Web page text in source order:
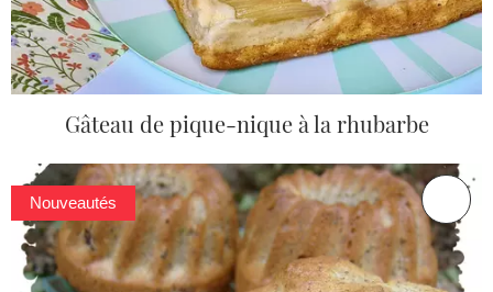
Gâteau de pique-nique à la rhubarbe
Nouveautés